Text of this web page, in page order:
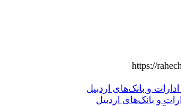
https://
و بانک‌های اردبیل